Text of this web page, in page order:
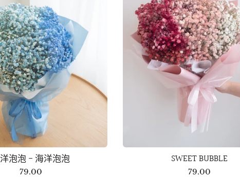
泡泡 - 海洋泡泡
79.00
SWEET BUBBLE
79.00